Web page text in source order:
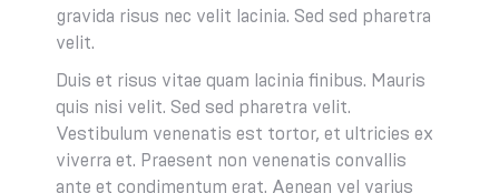
gravida risus nec velit lacinia. Sed sed pharetra
velit.
Duis et risus vitae quam lacinia finibus. Mauris
quis nisi velit. Sed sed pharetra velit.
Vestibulum venenatis est tortor, et ultricies ex
viverra et. Praesent non venenatis convallis
ante et condimentum erat. Aenean vel varius